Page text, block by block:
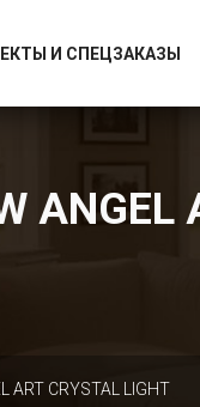
И СПЕЦЗАКАЗЫ
ART CRYSTAL LIGHT